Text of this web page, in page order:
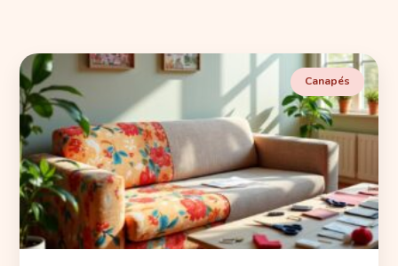
Canapés